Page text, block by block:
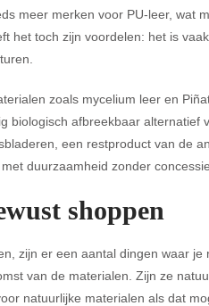
meer merken voor PU-leer, wat
het toch zijn voordelen: het is
zoals mycelium leer en
biologisch afbreekbaar alternatief
een restproduct van de
duurzaamheid zonder
shoppen
zijn er een aantal dingen waar
van de materialen. Zijn ze
natuurlijke materialen als dat